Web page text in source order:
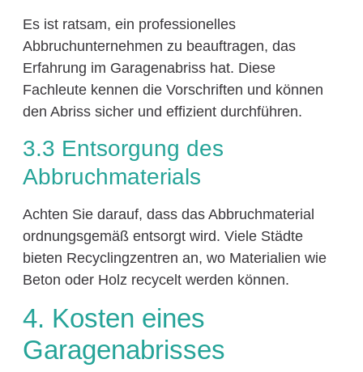
Es ist ratsam, ein professionelles
Abbruchunternehmen zu beauftragen, das
Erfahrung im Garagenabriss hat. Diese
Fachleute kennen die Vorschriften und können
den Abriss sicher und effizient durchführen.
3.3 Entsorgung des
Abbruchmaterials
Achten Sie darauf, dass das Abbruchmaterial
ordnungsgemäß entsorgt wird. Viele Städte
bieten Recyclingzentren an, wo Materialien wie
Beton oder Holz recycelt werden können.
4. Kosten eines
Garagenabrisses